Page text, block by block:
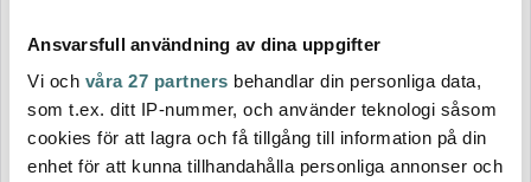
Ansvarsfull användning av dina uppgifter
Vi och våra 27 partners behandlar din personliga data,
som t.ex. ditt IP-nummer, och använder teknologi såsom
cookies för att lagra och få tillgång till information på din
enhet för att kunna tillhandahålla personliga annonser och
Tallrik 25 cm Horisont
245 kr
I lager
Tallrik djup 19 cm Sand
215 kr
I lager